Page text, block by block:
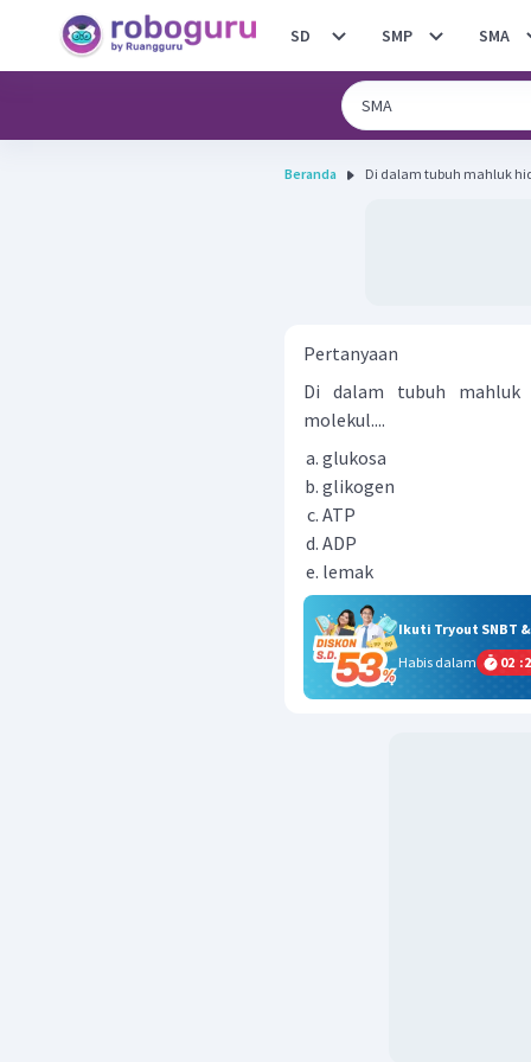
SD SMP SMA
Beranda Di dalam tubuh mahluk
Pertanyaan
Di dalam tubuh mahluk
molekul....
glukosa
glikogen
ATP
ADP
lemak
Ikuti Tryout SNBT
Habis dalam
02 :